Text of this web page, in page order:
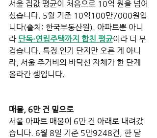
서울 집값 평균이 처음으로 10억 원을 넘어
섰습니다. 5월 기준 10억100만7000원입
니다(출처: 한국부동산원). 아파트뿐 아니
라 단독·연립주택까지 합친 평균이라 더 무
겁습니다. 특정 인기 단지만 오른 게 아니
라, 서울 주거비의 바닥선 자체가 한 단계
올라간 셈입니다.
매물, 6만 건 밑으로
서울 아파트 매물이 6만 건 아래로 내려갔
습니다. 6월 8일 기준 5만9248건, 한 달